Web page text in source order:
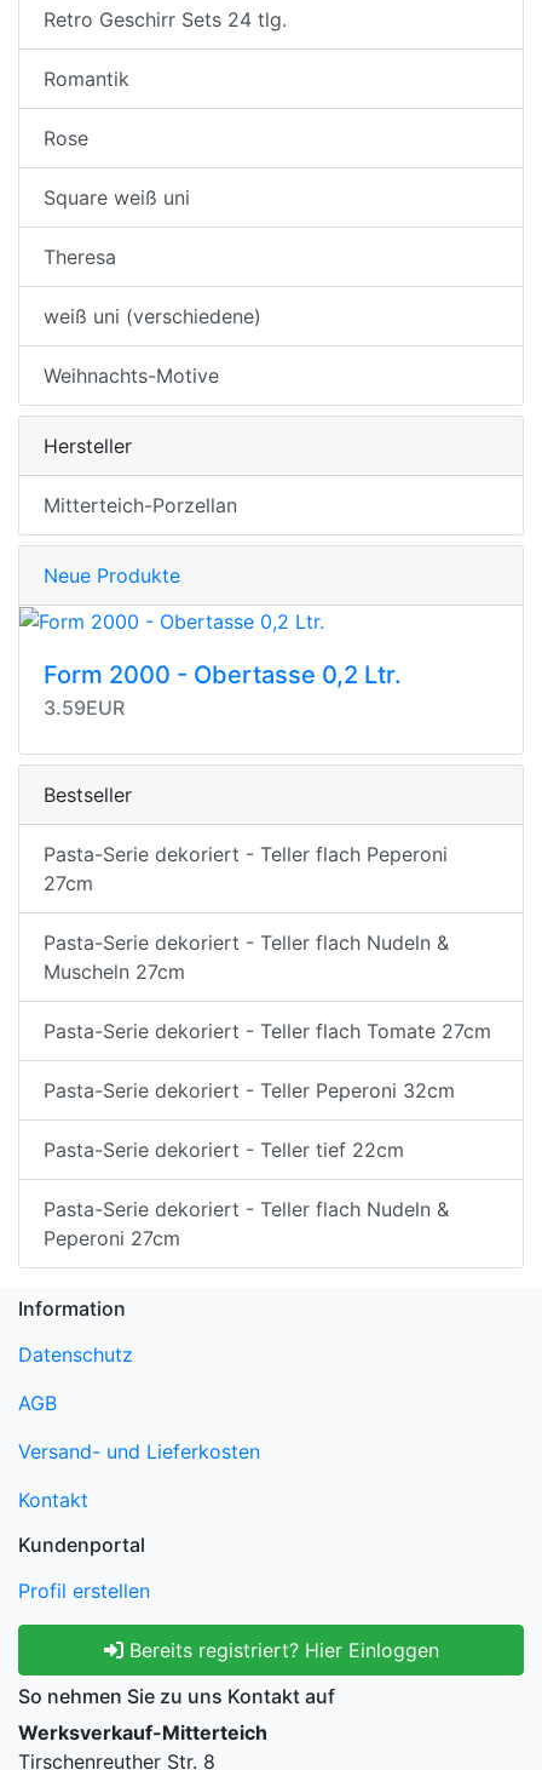
Retro Geschirr Sets 24 tlg.
Romantik
Rose
Square weiß uni
Theresa
weiß uni (verschiedene)
Weihnachts-Motive
Hersteller
Mitterteich-Porzellan
Neue Produkte
Form 2000 - Obertasse 0,2 Ltr.
3.59EUR
Bestseller
Pasta-Serie dekoriert - Teller flach Peperoni
27cm
Pasta-Serie dekoriert - Teller flach Nudeln &
Muscheln 27cm
Pasta-Serie dekoriert - Teller flach Tomate 27cm
Pasta-Serie dekoriert - Teller Peperoni 32cm
Pasta-Serie dekoriert - Teller tief 22cm
Pasta-Serie dekoriert - Teller flach Nudeln &
Peperoni 27cm
Information
Datenschutz
AGB
Versand- und Lieferkosten
Kontakt
Kundenportal
Profil erstellen
Bereits registriert? Hier Einloggen
So nehmen Sie zu uns Kontakt auf
Werksverkauf-Mitterteich
Tirschenreuther Str. 8